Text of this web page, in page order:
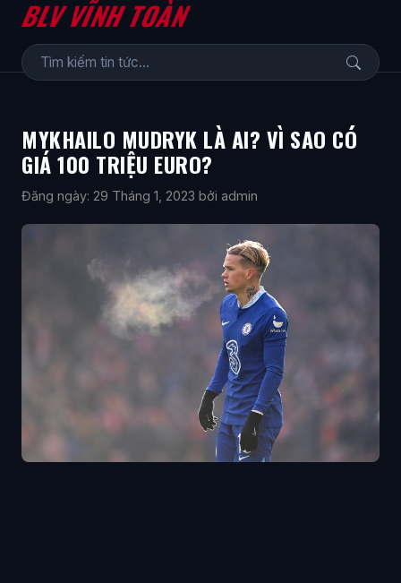
BLV VĨNH TOÀN
MYKHAILO MUDRYK LÀ AI? VÌ SAO CÓ
GIÁ 100 TRIỆU EURO?
Đăng ngày: 29 Tháng 1, 2023 bởi admin